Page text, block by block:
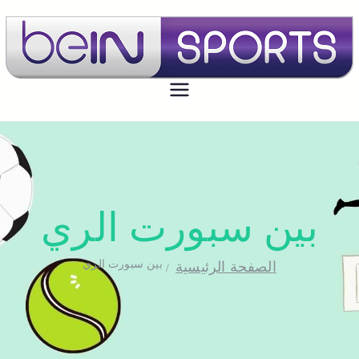
بي ان سبورت الكويت
تجديد اشتراك بي ان سبورت اون لاين
بين سبورت الري
الصفحة الرئيسية بين سبورت الري